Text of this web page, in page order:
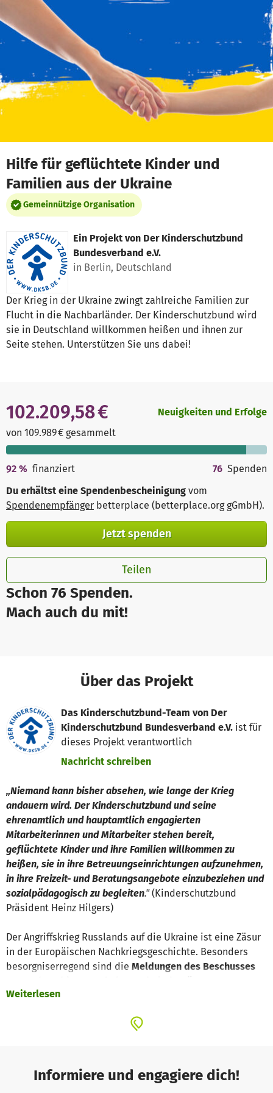
Zum Hauptinhalt springen
Erklärung zur Barrierefreiheit anzeigen
Hilfe für geflüchtete Kinder und
Familien aus der Ukraine
Gemeinnützige Organisation
Ein Projekt von Der Kinderschutzbund
Bundesverband e.V.
in Berlin, Deutschland
Der Krieg in der Ukraine zwingt zahlreiche Familien zur
Flucht in die Nachbarländer. Der Kinderschutzbund wird
sie in Deutschland willkommen heißen und ihnen zur
Seite stehen. Unterstützen Sie uns dabei!
Schon 76 Spenden.
Mach auch du mit!
102.209,58 €
von 109.989 € gesammelt
Neuigkeiten und Erfolge
92 % finanziert 76 Spenden
Du erhältst eine Spendenbescheinigung vom
Spendenempfänger betterplace (betterplace.org gGmbH).
Jetzt spenden
Teilen
Über das Projekt
Das Kinderschutzbund-Team von Der
Kinderschutzbund Bundesverband e.V. ist für
dieses Projekt verantwortlich
Nachricht schreiben
„Niemand kann bisher absehen, wie lange der Krieg
andauern wird. Der Kinderschutzbund und seine
ehrenamtlich und hauptamtlich engagierten
Mitarbeiterinnen und Mitarbeiter stehen bereit,
geflüchtete Kinder und ihre Familien willkommen zu
heißen, sie in ihre Betreuungseinrichtungen aufzunehmen,
in ihre Freizeit- und Beratungsangebote einzubeziehen und
sozialpädagogisch zu begleiten."(Kinderschutzbund
Präsident Heinz Hilgers)
Der Angriffskrieg Russlands auf die Ukraine ist eine Zäsur
in der Europäischen Nachkriegsgeschichte. Besonders
besorgniserregend sind die Meldungen des Beschusses
nun Schutz in den europäischen Nachbarländern. Die
ersten Kinderheime in der Ukraine werden bereits
Weiterlesen
Informiere und engagiere dich!